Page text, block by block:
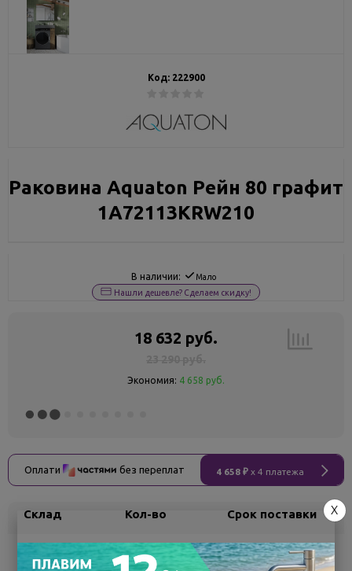
Код: 222900
Раковина Aquaton Рейн 80 графит
1A72113KRW210
В наличии: Мало
Нашли дешевле? Сделаем скидку!
18 632 руб.
Экономия: 4 658 руб.
Оплати без переплат 4 658 ₽ x 4 платежа
Склад Кол-во Срок поставки
Воронеж 5
Самовывоз
сегодня
X